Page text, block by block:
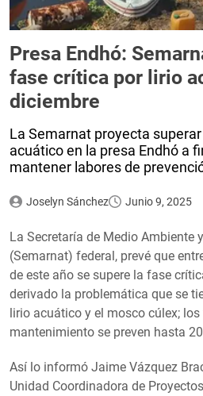
Presa Endhó:
fase crítica por lirio
diciembre
La Semarnat proyecta
acuático en la presa Endhó a
mantener labores de
Joselyn Sánchez Junio 9, 2025
La Secretaría de Medio Ambiente
(Semarnat) federal, prevé que
de este año se supere la fase
derivado la problemática que se
lirio acuático y el mosco cúlex;
mantenimiento se preven hasta
Así lo informó Jaime Vázquez
Unidad Coordinadora de